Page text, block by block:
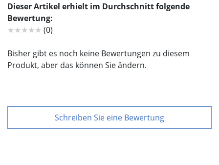
Dieser Artikel erhielt im Durchschnitt folgende
Bewertung:
★★★★★ (0)
Bisher gibt es noch keine Bewertungen zu diesem
Produkt, aber das können Sie ändern.
Schreiben Sie eine Bewertung